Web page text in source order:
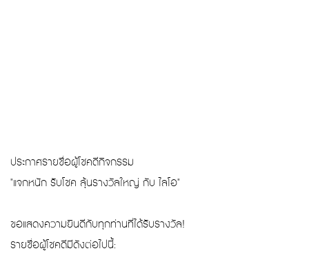
ประกาศรายชื่อผู้โชคดีกิจกรรม
"แจกหนัก รับโชค ลุ้นรางวัลใหญ่ กับ ไลโอ"
ขอแสดงความยินดีกับทุกท่านที่ได้รับรางวัล!
รายชื่อผู้โชคดีมีดังต่อไปนี้: